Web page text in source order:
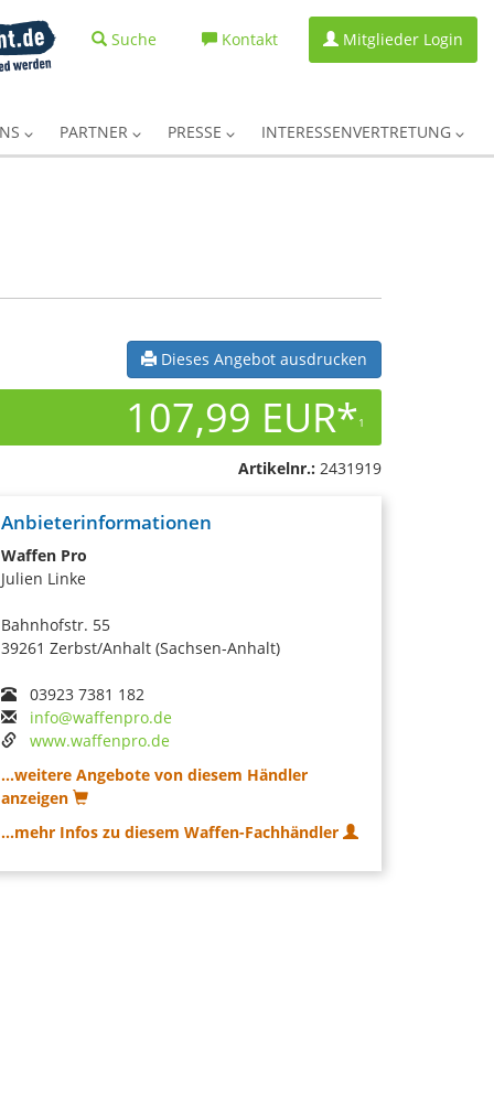
Suche Kontakt Mitglieder Login
PARTNER PRESSE INTERESSENVERTRETUNG
Dieses Angebot ausdrucken
107,99 EUR*1
Artikelnr.: 2431919
Anbieterinformationen
Waffen Pro
Julien Linke
Bahnhofstr. 55
39261 Zerbst/Anhalt (Sachsen-Anhalt)
03923 7381 182
info@waffenpro.de
www.waffenpro.de
...weitere Angebote von diesem Händler
anzeigen
...mehr Infos zu diesem Waffen-Fachhändler